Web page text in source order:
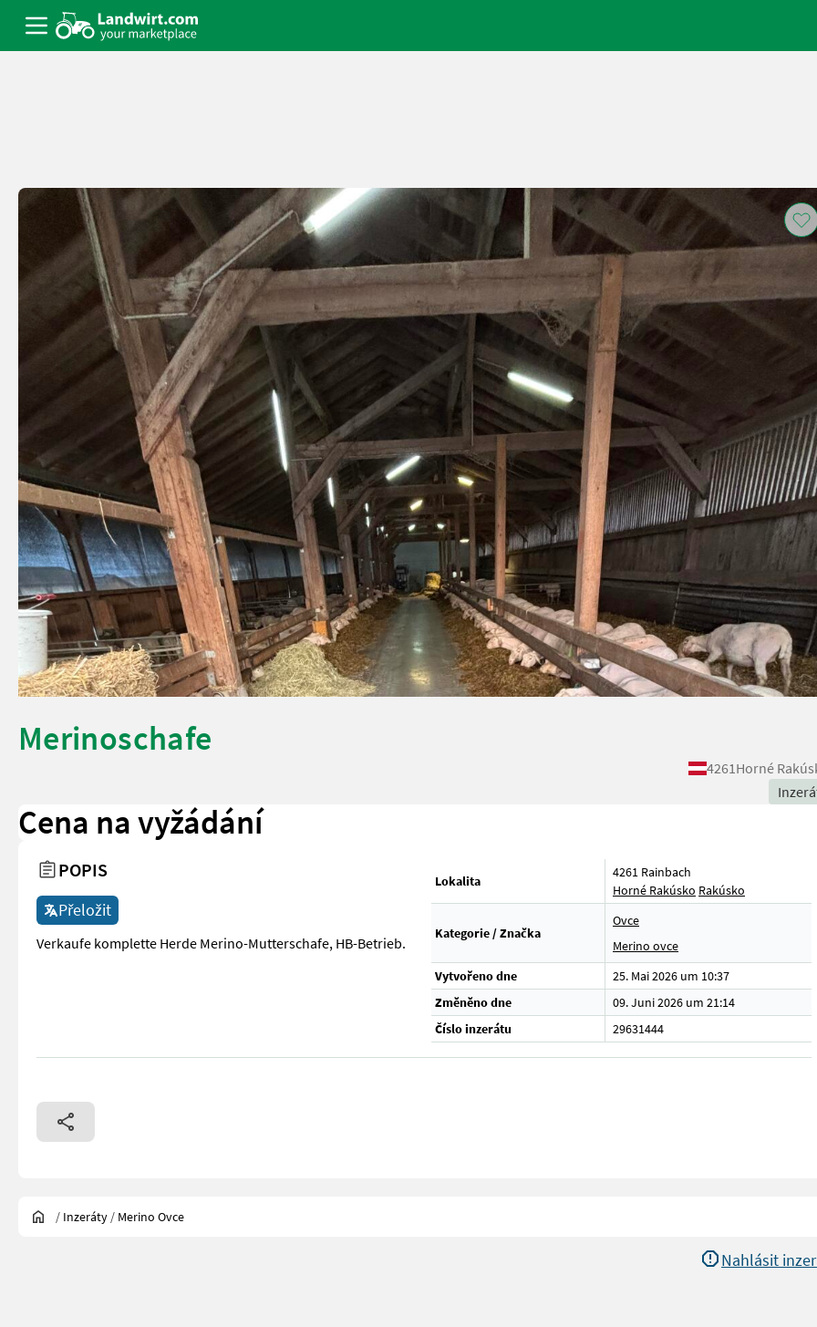
Merinoschafe
4261Horné
Cena na vyžádání
POPIS
Přeložit
Verkaufe komplette Herde Merino-Mutterschafe, HB-Betrieb.
Lokalita
4261 Rainbach
Horné Rakúsko Rakúsko
Kategorie / Značka
Ovce
Merino ovce
Vytvořeno dne
25. Mai 2026 um 10:37
Změněno dne
09. Juni 2026 um 21:14
Číslo inzerátu
29631444
/ Inzeráty / Merino Ovce
Nahlásit